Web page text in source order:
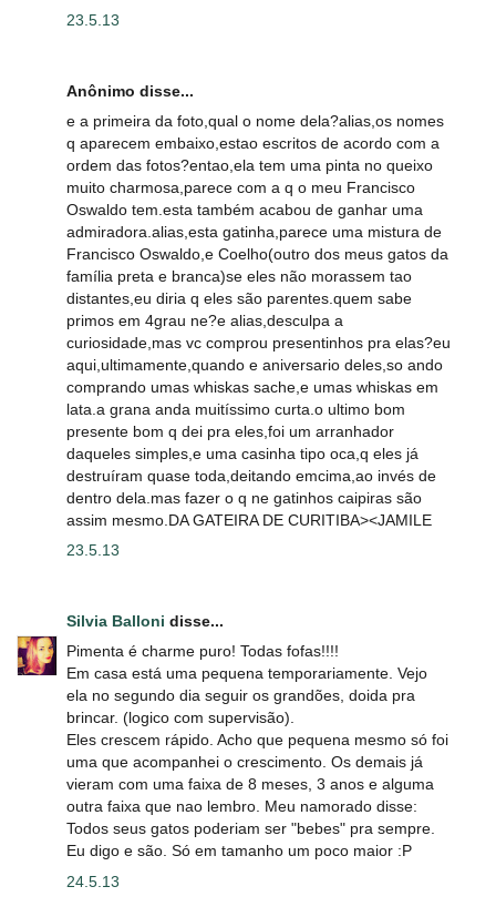
23.5.13
Anônimo disse...
e a primeira da foto,qual o nome dela?alias,os nomes
q aparecem embaixo,estao escritos de acordo com a
ordem das fotos?entao,ela tem uma pinta no queixo
muito charmosa,parece com a q o meu Francisco
Oswaldo tem.esta também acabou de ganhar uma
admiradora.alias,esta gatinha,parece uma mistura de
Francisco Oswaldo,e Coelho(outro dos meus gatos da
família preta e branca)se eles não morassem tao
distantes,eu diria q eles são parentes.quem sabe
primos em 4grau ne?e alias,desculpa a
curiosidade,mas vc comprou presentinhos pra elas?eu
aqui,ultimamente,quando e aniversario deles,so ando
comprando umas whiskas sache,e umas whiskas em
lata.a grana anda muitíssimo curta.o ultimo bom
presente bom q dei pra eles,foi um arranhador
daqueles simples,e uma casinha tipo oca,q eles já
destruíram quase toda,deitando emcima,ao invés de
dentro dela.mas fazer o q ne gatinhos caipiras são
assim mesmo.DA GATEIRA DE CURITIBA><JAMILE
23.5.13
Silvia Balloni disse...
Pimenta é charme puro! Todas fofas!!!!
Em casa está uma pequena temporariamente. Vejo
ela no segundo dia seguir os grandões, doida pra
brincar. (logico com supervisão).
Eles crescem rápido. Acho que pequena mesmo só foi
uma que acompanhei o crescimento. Os demais já
vieram com uma faixa de 8 meses, 3 anos e alguma
outra faixa que nao lembro. Meu namorado disse:
Todos seus gatos poderiam ser "bebes" pra sempre.
Eu digo e são. Só em tamanho um poco maior :P
24.5.13